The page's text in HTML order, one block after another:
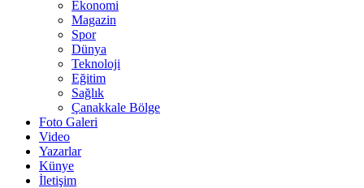
Ekonomi
Magazin
Spor
Dünya
Teknoloji
Eğitim
Sağlık
Çanakkale Bölge
Foto Galeri
Video
Yazarlar
Künye
İletişim